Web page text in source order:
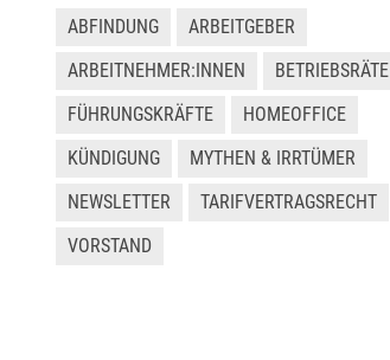
ABFINDUNG
ARBEITGEBER
ARBEITNEHMER:INNEN
BETRIEBSRÄTE
FÜHRUNGSKRÄFTE
HOMEOFFICE
KÜNDIGUNG
MYTHEN & IRRTÜMER
NEWSLETTER
TARIFVERTRAGSRECHT
VORSTAND